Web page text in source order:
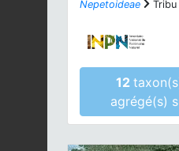
Nepetoideae
Tribu
12